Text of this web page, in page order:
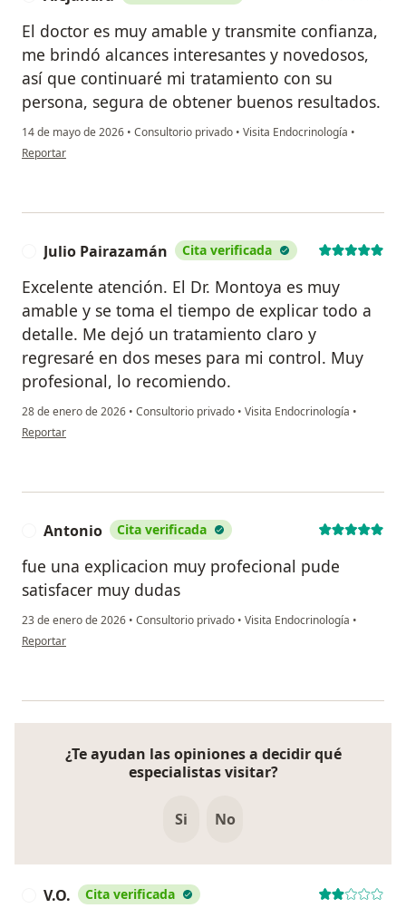
El doctor es muy amable y transmite confianza,
me brindó alcances interesantes y novedosos,
así que continuaré mi tratamiento con su
persona, segura de obtener buenos resultados.
14 de mayo de 2026 • Consultorio privado • Visita Endocrinología •
en opinión del usuario Alejandra
Reportar
Julio Pairazamán Cita verificada
Excelente atención. El Dr. Montoya es muy
amable y se toma el tiempo de explicar todo a
detalle. Me dejó un tratamiento claro y
regresaré en dos meses para mi control. Muy
profesional, lo recomiendo.
28 de enero de 2026 • Consultorio privado • Visita Endocrinología •
en opinión del usuario Julio Pairazamán
Reportar
Antonio Cita verificada
fue una explicacion muy profecional pude
satisfacer muy dudas
23 de enero de 2026 • Consultorio privado • Visita Endocrinología •
en opinión del usuario Antonio
Reportar
¿Te ayudan las opiniones a decidir qué
especialistas visitar?
Si No
V.O. Cita verificada